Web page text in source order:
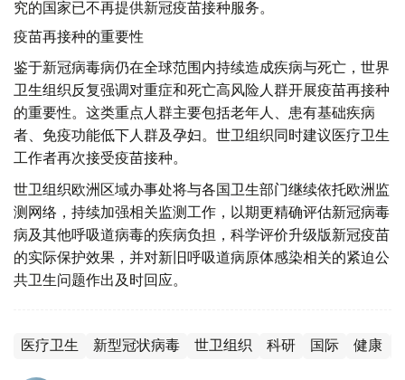
究的国家已不再提供新冠疫苗接种服务。
疫苗再接种的重要性
鉴于新冠病毒病仍在全球范围内持续造成疾病与死亡，世界
卫生组织反复强调对重症和死亡高风险人群开展疫苗再接种
的重要性。这类重点人群主要包括老年人、患有基础疾病
者、免疫功能低下人群及孕妇。世卫组织同时建议医疗卫生
工作者再次接受疫苗接种。
世卫组织欧洲区域办事处将与各国卫生部门继续依托欧洲监
测网络，持续加强相关监测工作，以期更精确评估新冠病毒
病及其他呼吸道病毒的疾病负担，科学评价升级版新冠疫苗
的实际保护效果，并对新旧呼吸道病原体感染相关的紧迫公
共卫生问题作出及时回应。
医疗卫生 新型冠状病毒 世卫组织 科研 国际 健康